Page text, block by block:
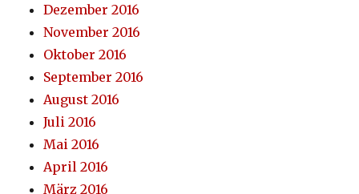
Dezember 2016
November 2016
Oktober 2016
September 2016
August 2016
Juli 2016
Mai 2016
April 2016
März 2016